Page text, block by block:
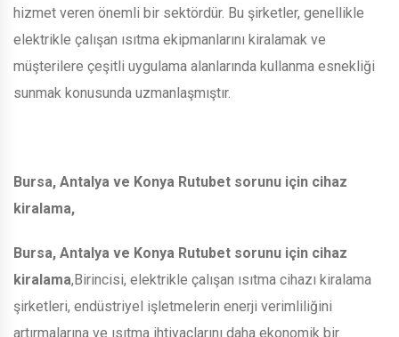
hizmet veren önemli bir sektördür. Bu şirketler, genellikle
elektrikle çalışan ısıtma ekipmanlarını kiralamak ve
müşterilere çeşitli uygulama alanlarında kullanma esnekliği
sunmak konusunda uzmanlaşmıştır.
Bursa, Antalya ve Konya Rutubet sorunu için cihaz
kiralama,
Bursa, Antalya ve Konya Rutubet sorunu için cihaz
kiralama,Birincisi, elektrikle çalışan ısıtma cihazı kiralama
şirketleri, endüstriyel işletmelerin enerji verimliliğini
artırmalarına ve ısıtma ihtiyaçlarını daha ekonomik bir